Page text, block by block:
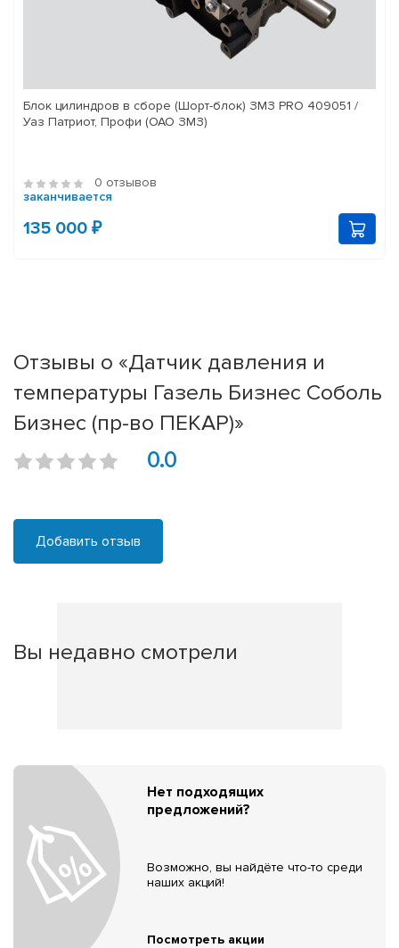
Блок цилиндров в сборе (Шорт-блок) ЗМЗ PRO 409051 /
Уаз Патриот, Профи (ОАО ЗМЗ)
0 отзывов
заканчивается
135 000 ₽
Отзывы о «Датчик давления и
температуры Газель Бизнес Соболь
Бизнес (пр-во ПЕКАР)»
0.0
Добавить отзыв
Вы недавно смотрели
Нет подходящих
предложений?
Возможно, вы найдёте что-то среди
наших акций!
Посмотреть акции